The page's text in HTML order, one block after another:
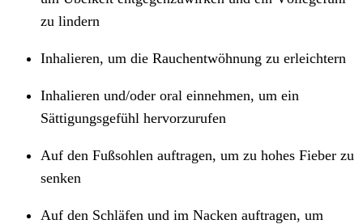
zu lindern
Inhalieren, um die Rauchentwöhnung zu erleichtern
Inhalieren und/oder oral einnehmen, um ein
Sättigungsgefühl hervorzurufen
Auf den Fußsohlen auftragen, um zu hohes Fieber zu
senken
Auf den Schläfen und im Nacken auftragen, um